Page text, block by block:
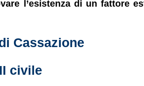
l’esistenza di un fattore
Cassazione
civile